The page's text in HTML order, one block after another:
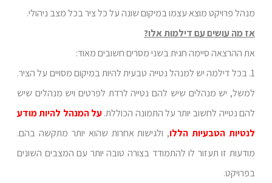
מנהל פרויקט מוצא עצמו במיקום שונה על כל ציר בכל מצב ניהולי.
אז מה עושים עם דילמות אלו?
את ההרצאה סיימה חגית בשני מסרים חשובים מאוד:
1. בכל דילמה יש למנהל נטייה טבעית להיות במיקום מסויים על הציר.
למשל, יש מנהלים שיש להם נטייה לרדת לפרטים ויש מנהלים שיש
להם נטייה לחשוב יותר על התמונה הכוללת.על המנהל להיות מודע
לנטיות הטבעיות הללו, ולגישות אחרות שהוא יותר מתקשה בהם.
מודעות זו תעזור לו להתמודד בצורה טובה יותר עם המצבים השונים
בפרויקט.